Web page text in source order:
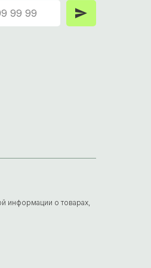
информации о товарах,